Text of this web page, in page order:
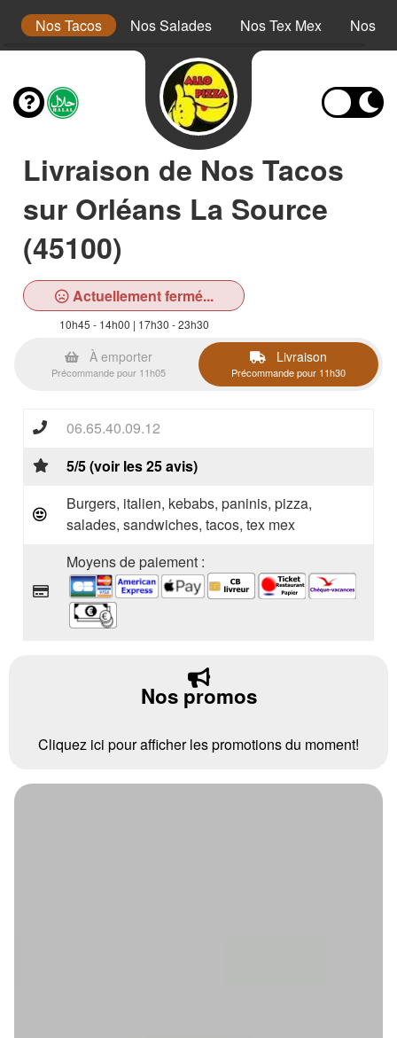
Nos Tacos Nos Salades Nos Tex Mex Nos
Livraison de Nos Tacos
sur Orléans La Source
(45100)
Actuellement fermé...
10h45 - 14h00 | 17h30 - 23h30
À emporter
Précommande pour 11h05
Livraison
Précommande pour 11h30
06.65.40.09.12
5/5 (voir les 25 avis)
Burgers, italien, kebabs, paninis, pizza,
salades, sandwiches, tacos, tex mex
Moyens de paiement :
Nos promos
Cliquez ici pour afficher les promotions du moment!